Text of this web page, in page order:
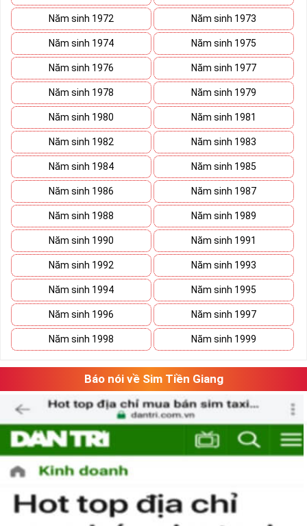
Năm sinh 1972 Năm sinh 1973
Năm sinh 1974 Năm sinh 1975
Năm sinh 1976 Năm sinh 1977
Năm sinh 1978 Năm sinh 1979
Năm sinh 1980 Năm sinh 1981
Năm sinh 1982 Năm sinh 1983
Năm sinh 1984 Năm sinh 1985
Năm sinh 1986 Năm sinh 1987
Năm sinh 1988 Năm sinh 1989
Năm sinh 1990 Năm sinh 1991
Năm sinh 1992 Năm sinh 1993
Năm sinh 1994 Năm sinh 1995
Năm sinh 1996 Năm sinh 1997
Năm sinh 1998 Năm sinh 1999
Báo nói về Sim Tiền Giang